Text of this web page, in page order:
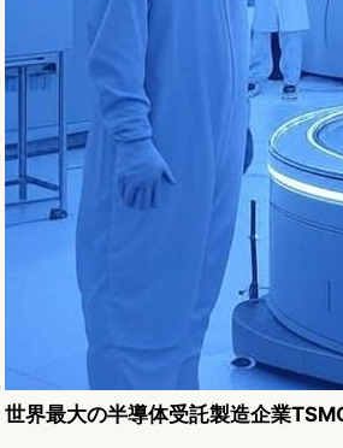
世界最大の半導体受託製造企業